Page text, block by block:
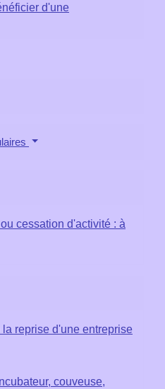
d'une
cessation d'activité : à
reprise d'une entreprise
couveuse,